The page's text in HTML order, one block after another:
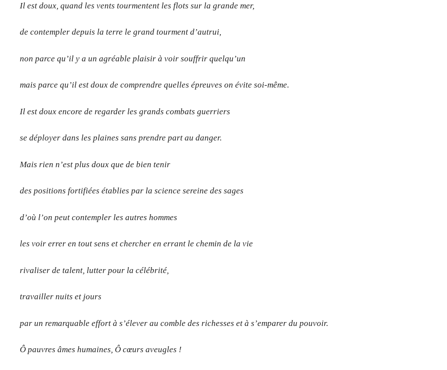
Il est doux, quand les vents tourmentent les flots sur la grande mer,
de contempler depuis la terre le grand tourment d’autrui,
non parce qu’il y a un agréable plaisir à voir souffrir quelqu’un
mais parce qu’il est doux de comprendre quelles épreuves on évite soi-même.
Il est doux encore de regarder les grands combats guerriers
se déployer dans les plaines sans prendre part au danger.
Mais rien n’est plus doux que de bien tenir
des positions fortifiées établies par la science sereine des sages
d’où l’on peut contempler les autres hommes
les voir errer en tout sens et chercher en errant le chemin de la vie
rivaliser de talent, lutter pour la célébrité,
travailler nuits et jours
par un remarquable effort à s’élever au comble des richesses et à s’emparer du pouvoir.
Ô pauvres âmes humaines, Ô cœurs aveugles !